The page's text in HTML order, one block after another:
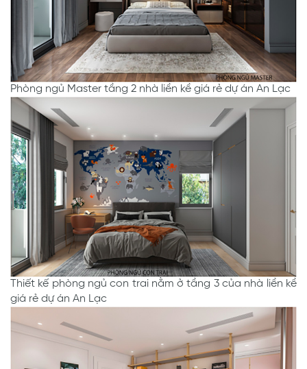
Phòng ngủ Master tầng 2 nhà liền kề giá rẻ dự án An Lạc
Thiết kế phòng ngủ con trai nằm ở tầng 3 của nhà liền kề
giá rẻ dự án An Lạc